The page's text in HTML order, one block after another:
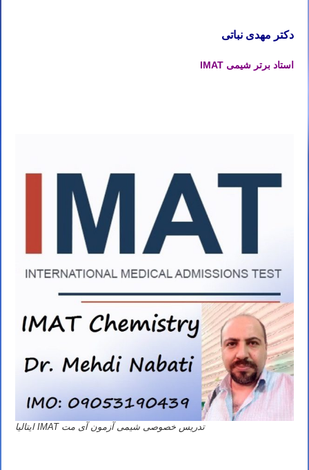
دکتر مهدی نباتی
استاد برتر شیمی IMAT
تدریس خصوصی شیمی آزمون آی مت IMAT ایتالیا